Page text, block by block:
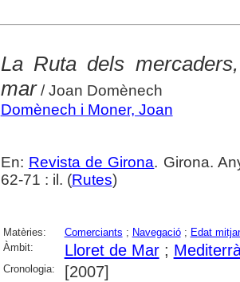
La Ruta dels
mar/ Joan Domènech
Domènech i Moner, Joan
En: Revista de Girona. Girona.
62-71 : il. (Rutes)
Matèries: Comerciants ; Navegació; Edat
Àmbit:
Lloret de Mar;
Cronologia: [2007]